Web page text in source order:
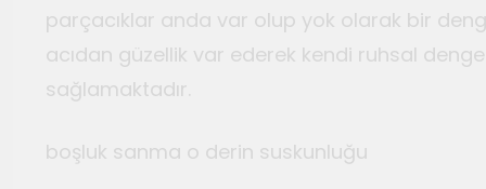
parçacıklar anda var olup yok olarak bir
acıdan güzellik var ederek kendi ruhsal
sağlamaktadır.
boşluk sanma o derin